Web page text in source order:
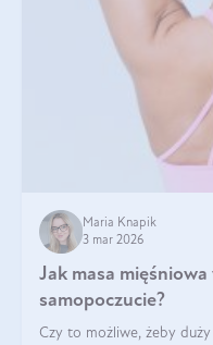
Maria Knapik
3 mar 2026
Jak masa
samopoczucie?
Czy to możliwe, żeby